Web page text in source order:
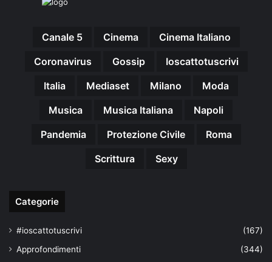
Canale 5 Cinema
Cinema Italiano
Coronavirus
Gossip
Ioscattotuscrivi
Italia
Mediaset Milano
Moda
Musica
Musica Italiana
Napoli
Pandemia
Protezione Civile
Roma
Scrittura
Sexy
Categorie
#ioscattotuscrivi
(167)
Approfondimenti
(344)